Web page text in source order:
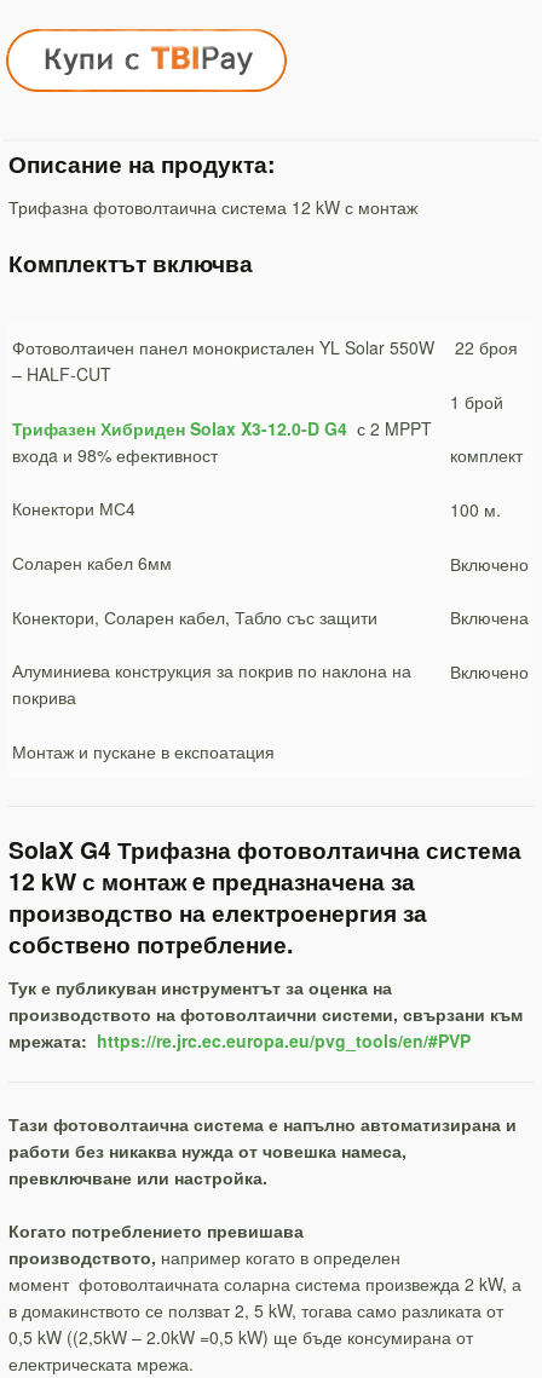
Описание на продукта:
Трифазна фотоволтаична система 12 kW с монтаж
Комплектът включва
Фотоволтаичен панел монокристален YL Solar 550W
– HALF-CUT
Трифазен Хибриден Solax X3-12.0-D G4 с 2 MPPT
входa и 98% ефективност
Конектори МС4
Соларен кабел 6мм
Конектори, Соларен кабел, Табло със защити
Алуминиева конструкция за покрив по наклона на
покрива
Монтаж и пускане в експоатация
22 броя
1 брой
комплект
100 м.
Включено
Включена
Включено
SolaX G4 Трифазна фотоволтаична система
12 kW с монтаж e предназначена за
производство на електроенергия за
собствено потребление.
Тук е публикуван инструментът за оценка на
производството на фотоволтаични системи, свързани към
мрежата: https://re.jrc.ec.europa.eu/pvg_tools/en/#PVP
Тази фотоволтаична система е напълно автоматизирана и
работи без никаква нужда от човешка намеса,
превключване или настройка.
Когато потреблението превишава
производството, например когато в определен
момент фотоволтаичната соларна система произвежда 2 kW, а
в домакинството се ползват 2, 5 kW, тогава само разликата от
0,5 kW ((2,5kW – 2.0kW =0,5 kW) ще бъде консумирана от
електрическата мрежа.